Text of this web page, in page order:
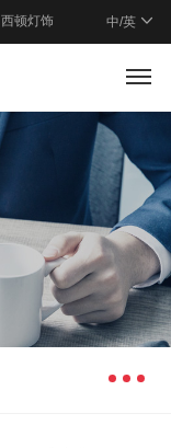
中/英
西顿灯饰